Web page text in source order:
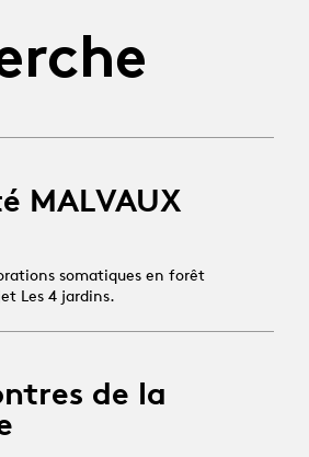
MALVAUX
somatiques en forêt
Les 4 jardins.
de la